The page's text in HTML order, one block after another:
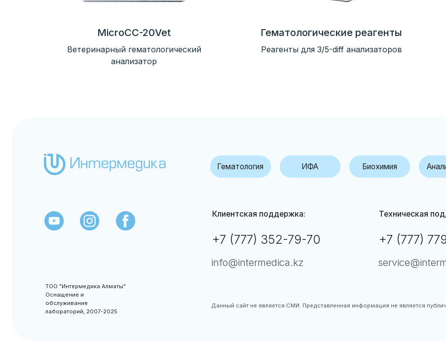
MicroCC-20Vet
Ветеринарный гематологический
анализатор
Гематологические реагенты
Реагенты для 3/5-diff анализаторов
ТОО "Интермедика Алматы"
Оснащение и
Клиентская поддержка:
+7 (777) 352-79-70
Техническая поддержка:
+7 (777) 779-00-52
Данный сайт не является СМИ. Представленная информация не является публичной офертой.